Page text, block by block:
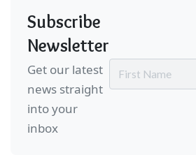
Subscribe
Newsletter
Get our latest
news straight
into your
inbox